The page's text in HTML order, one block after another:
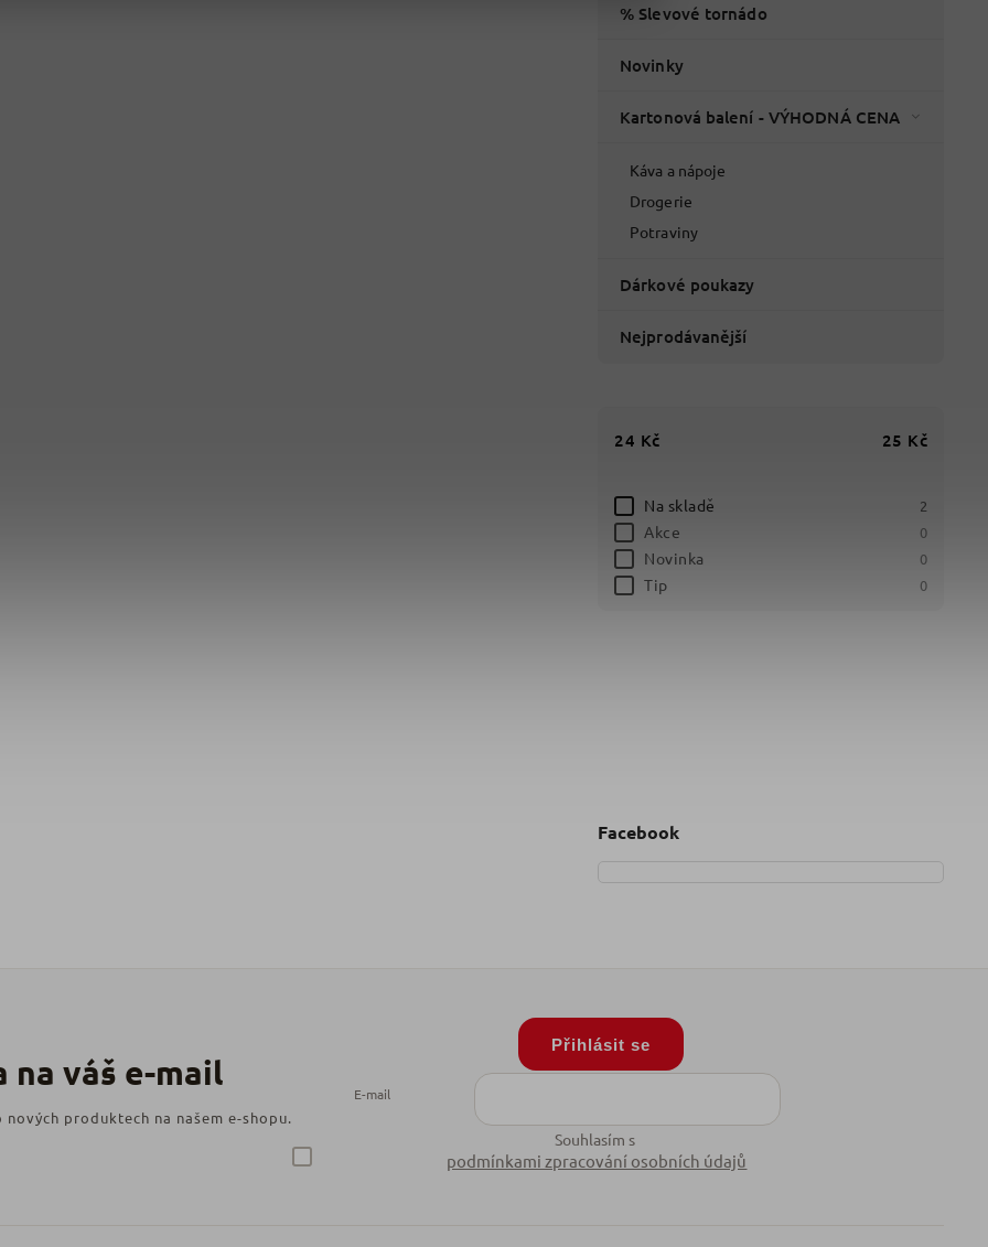
% Slevové tornádo
Novinky
Kartonová balení - VÝHODNÁ CENA
Káva a nápoje
Drogerie
Potraviny
Dárkové poukazy
Nejprodávanější
24 Kč 25 Kč
Na skladě 2
Akce 0
Novinka 0
Tip 0
Facebook
produktech na našem e-shopu.
E-mail
Souhlasím s
podmínkami zpracování osobních údajů
Přihlásit se